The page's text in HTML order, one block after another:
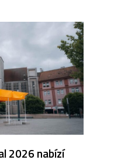
2026 nabízí